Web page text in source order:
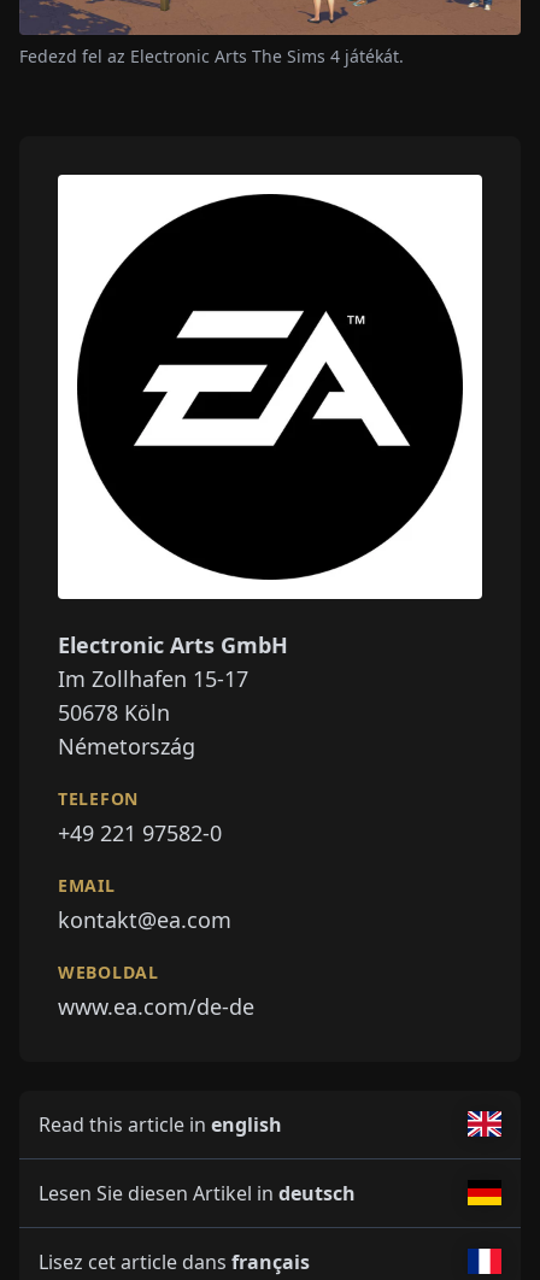
Fedezd fel az Electronic Arts The Sims 4 játékát.
Electronic Arts GmbH
Im Zollhafen 15-17
50678 Köln
Németország
TELEFON
+49 221 97582-0
EMAIL
kontakt@ea.com
WEBOLDAL
www.ea.com/de-de
Read this article in english
Lesen Sie diesen Artikel in deutsch
Lisez cet article dans français